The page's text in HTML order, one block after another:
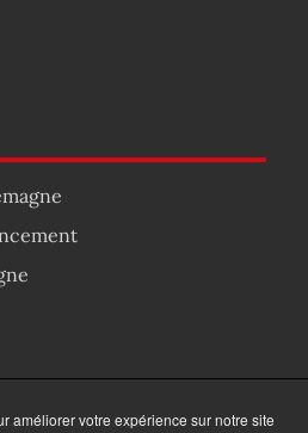
améliorer votre expérience sur notre site